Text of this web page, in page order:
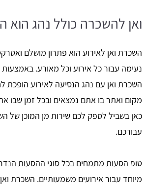
ואן להשכרה כולל נהג הוא
השכרת ואן לאירוע הוא פתרון מושלם
נעימה עבור כל אירוע וכל מאורע.
השכרת ואן עם נהג הנסיעה לאירוע הופכת
מקום ואתר בו אתם נמצאים ובכל זמן שבו
כאן בשביל לספק לכם שירות מן המוכן של
עבורכם.
טופ הסעות מתמחים בכל סוגי ההסעות
מיוחד עבור אירועים משמעותיים. השכרת